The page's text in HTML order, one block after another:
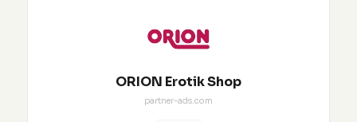
ORION Erotik Shop
partner-ads.com